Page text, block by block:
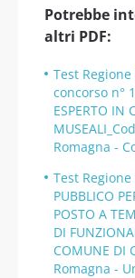
Potrebbe
altri PDF:
Test Regione
concorso n°
ESPERTO IN
Romagna -
Test Regione
PUBBLICO
POSTO A
DI
COMUNE DI
Romagna -